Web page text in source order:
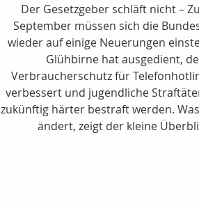
Der Gesetzgeber schläft nicht –
September müssen sich die
wieder auf einige Neuerungen
Glühbirne hat ausgedient,
Verbraucherschutz für
verbessert und jugendliche
zukünftig härter bestraft werden.
ändert, zeigt der kleine